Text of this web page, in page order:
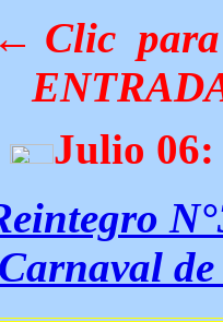
← Clic para
Julio 06
Carnaval